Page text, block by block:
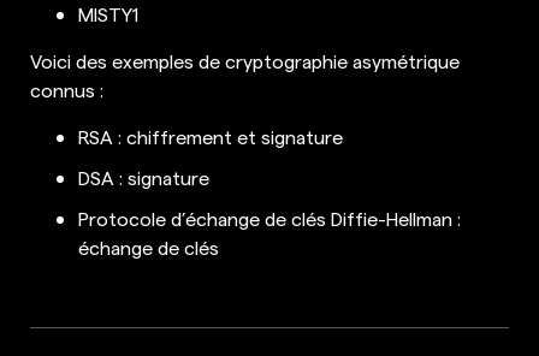
MISTY1
Voici des exemples de cryptographie asymétrique
connus :
RSA : chiffrement et signature
DSA : signature
Protocole d’échange de clés Diffie-Hellman :
échange de clés